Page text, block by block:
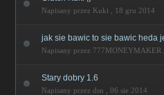
Napisany przez Kuki , 18 gru 2014
jak sie bawic to sie bawic heda
Napisany przez 777MONEYMAKER ,
Stary dobry 1.6
Napisany przez dsn , 06 sie 2014